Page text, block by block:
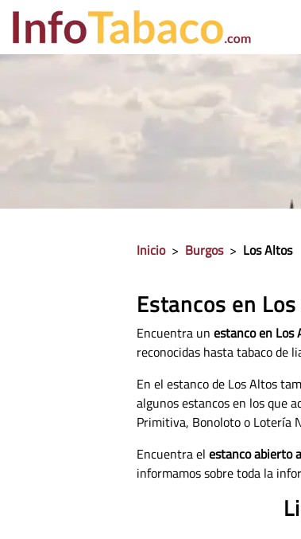
Inicio > Burgos > Los Altos
Estancos en
Encuentra un estanco en Los
reconocidas hasta tabaco de
En el estanco de Los Altos
algunos estancos en los que
Primitiva, Bonoloto o Lotería
Encuentra el estanco abierto
informamos sobre toda la